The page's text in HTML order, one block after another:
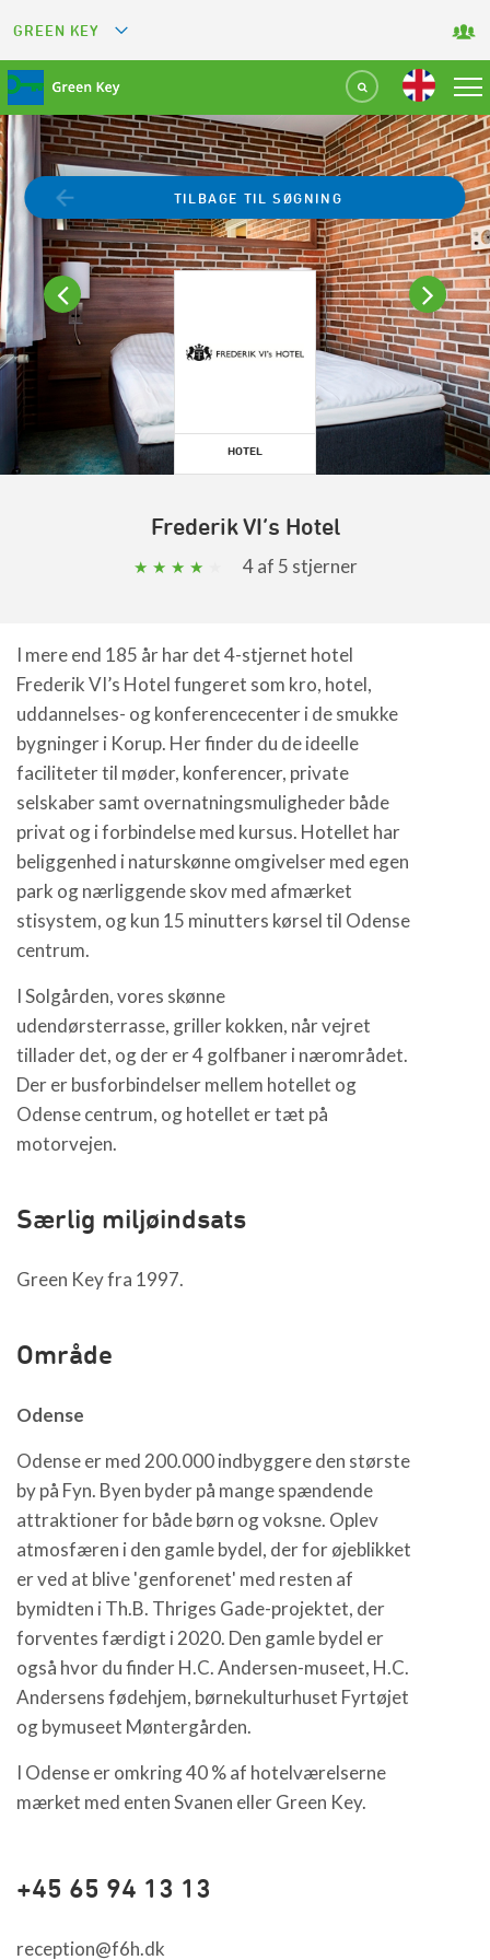
GREEN KEY
GREEN RESTAURANT
GREEN SPORT FACILITY
GREEN TOURISM ORGANIZATION
GREEN CAMPING
GREEN ATTRACTION
HOTEL
TILBAGE TIL SØGNING
Frederik VI’s Hotel
4af 5 stjerner
I mere end 185 år har det 4-stjernet hotel
Frederik VI’s Hotel fungeret som kro, hotel,
uddannelses- og konferencecenter i de smukke
bygninger i Korup. Her finder du de ideelle
faciliteter til møder, konferencer, private
selskaber samt overnatningsmuligheder både
privat og i forbindelse med kursus. Hotellet har
beliggenhed i naturskønne omgivelser med egen
park og nærliggende skov med afmærket
stisystem, og kun 15 minutters kørsel til Odense
centrum.
I Solgården, vores skønne
udendørsterrasse, griller kokken, når vejret
tillader det, og der er 4 golfbaner i nærområdet.
Der er busforbindelser mellem hotellet og
Odense centrum, og hotellet er tæt på
motorvejen.
Særlig miljøindsats
Green Key fra 1997.
Område
Odense
Odense er med 200.000 indbyggere den største
by på Fyn. Byen byder på mange spændende
attraktioner for både børn og voksne. Oplev
atmosfæren i den gamle bydel, der for øjeblikket
er ved at blive 'genforenet' med resten af
bymidten i Th.B. Thriges Gade-projektet, der
forventes færdigt i 2020. Den gamle bydel er
også hvor du finder H.C. Andersen-museet, H.C.
Andersens fødehjem, børnekulturhuset Fyrtøjet
og bymuseet Møntergården.
I Odense er omkring 40 % af hotelværelserne
mærket med enten Svanen eller Green Key.
+45 65 94 13 13
reception@f6h.dk